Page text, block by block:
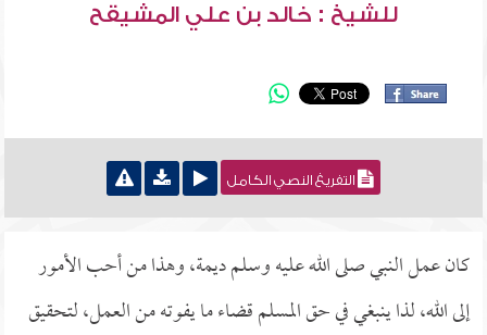
للشيخ : خالد بن علي المشيقح
التفريغ النصي الكامل
كان عمل النبي صلى الله عليه وسلم ديمة، وهذا من أحب الأمور
إلى الله، لذا ينبغي في حق المسلم قضاء ما يفوته من العمل، لتحقيق